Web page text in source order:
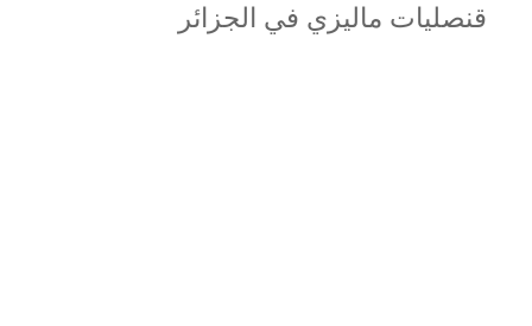
قنصليات ماليزي في الجزائر